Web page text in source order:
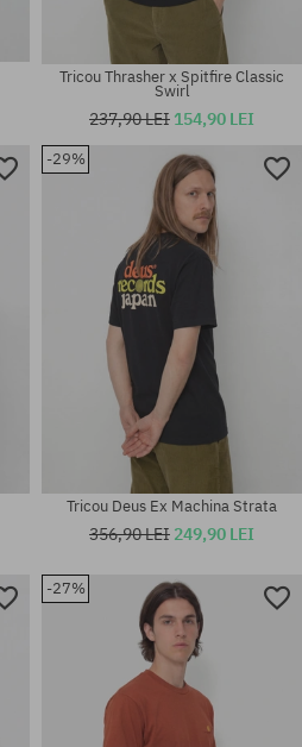
Mărimi existente:
Mărimi existente:
Tricou Thrasher x Spitfire Classic
Swirl
237,90 LEI 154,90 LEI
-29%
Tricou Deus Ex Machina Strata
356,90 LEI 249,90 LEI
-27%